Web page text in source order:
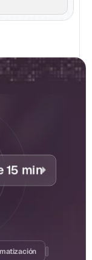
15 min